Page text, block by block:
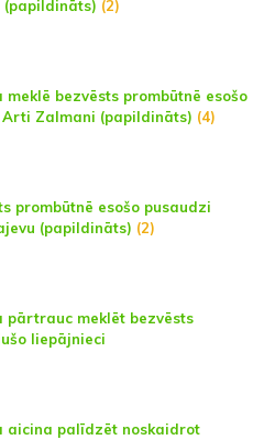
(papildināts) (2)
bezvēsts prombūtnē esošo
Zalmani (papildināts) (4)
prombūtnē esošo pusaudzi
(papildināts) (2)
pārtrauc meklēt bezvēsts
liepājnieci
aicina palīdzēt noskaidrot